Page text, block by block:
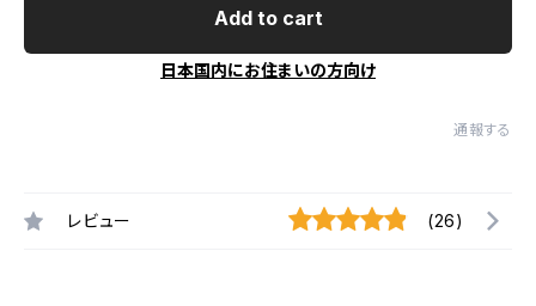
Add to cart
日本国内にお住まいの方向け
通報する
レビュー (26)